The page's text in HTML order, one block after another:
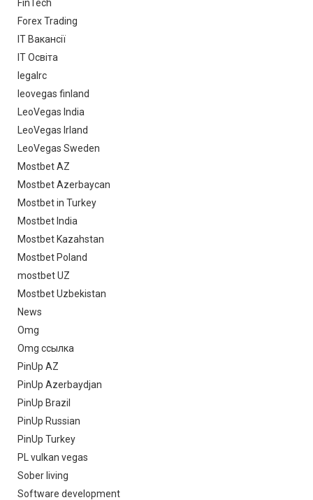
FinTech
Forex Trading
IT Вакансії
IT Освіта
legalrc
leovegas finland
LeoVegas India
LeoVegas Irland
LeoVegas Sweden
Mostbet AZ
Mostbet Azerbaycan
Mostbet in Turkey
Mostbet India
Mostbet Kazahstan
Mostbet Poland
mostbet UZ
Mostbet Uzbekistan
News
Omg
Omg ссылка
PinUp AZ
PinUp Azerbaydjan
PinUp Brazil
PinUp Russian
PinUp Turkey
PL vulkan vegas
Sober living
Software development